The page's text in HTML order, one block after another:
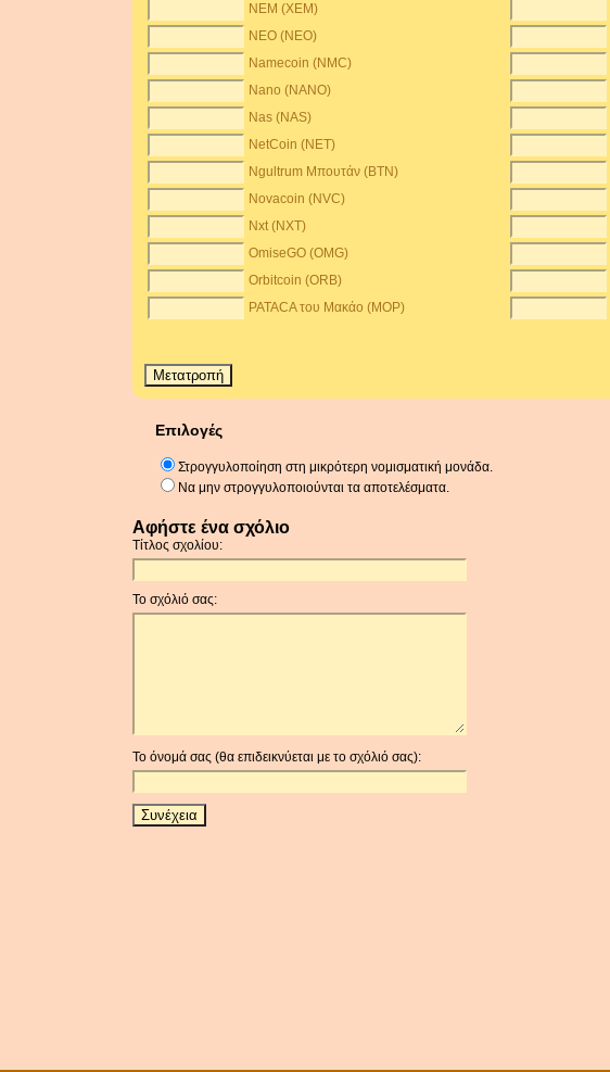
NEM (XEM)
NEO (NEO)
Namecoin (NMC)
Nano (NANO)
Nas (NAS)
NetCoin (NET)
Ngultrum Μπουτάν (BTN)
Novacoin (NVC)
Nxt (NXT)
OmiseGO (OMG)
Orbitcoin (ORB)
PATACA του Μακάο (MOP)
Επιλογές
Στρογγυλοποίηση στη μικρότερη νομισματική μονάδα.
Να μην στρογγυλοποιούνται τα αποτελέσματα.
Αφήστε ένα σχόλιο
Τίτλος σχολίου:
Το σχόλιό σας:
Το όνομά σας (θα επιδεικνύεται με το σχόλιό σας):